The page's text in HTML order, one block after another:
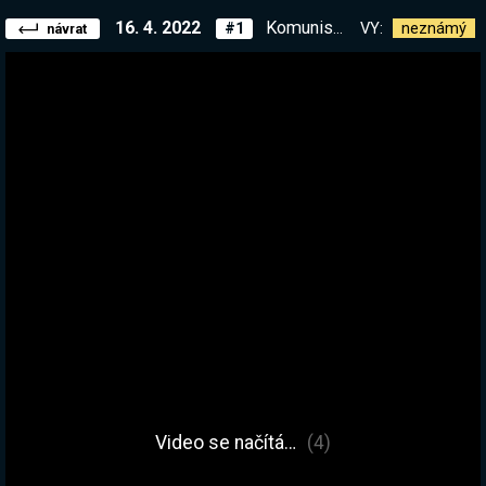
návrat 16. 4. 2022 #1 Komunisti #1 - Začátek rudého města | !kniha VY: neznámý
Video se načítá… (4)